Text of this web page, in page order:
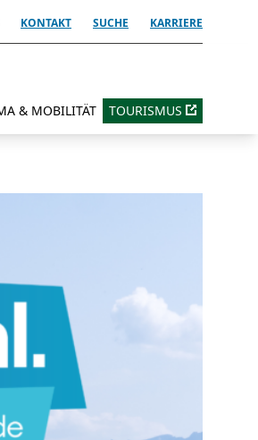
KONTAKT SUCHE KARRIERE
& MOBILITÄT TOURISMUS